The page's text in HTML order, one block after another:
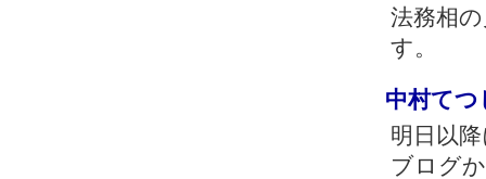
法務相
す。
中村てつ
明日以
ブログ